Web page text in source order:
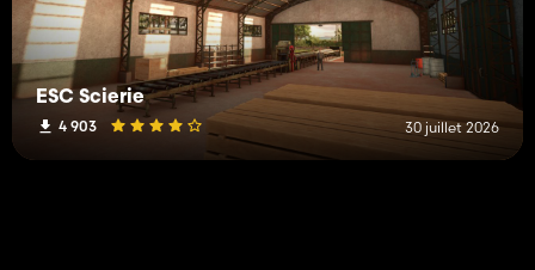
ESC Scierie
4 903 30 juillet 2026